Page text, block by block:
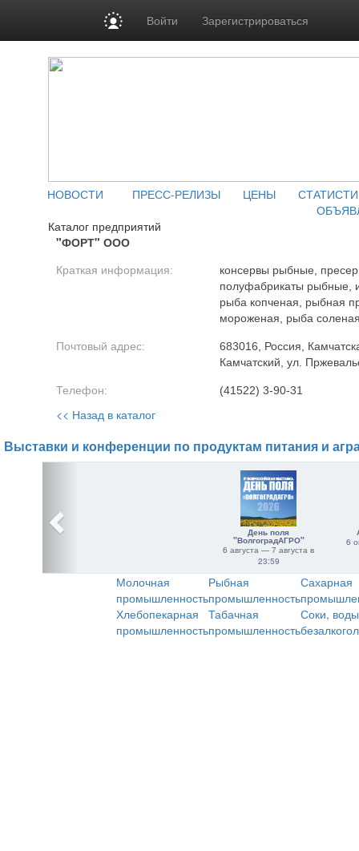
Войти Зарегистрироваться
НОВОСТИ ПРЕСС-РЕЛИЗЫ ЦЕНЫ
Каталог предприятий
"ФОРТ" ООО
Краткая информация:
консервы рыбные,
полуфабрикаты рыбные,
рыба копченая, рыбная
мороженая, рыба
Почтовый адрес:
683016, Россия,
Камчатский, ул.
Телефон: (41522) 3-90-31
<< Назад в каталог
Выставки и конференции по продуктам питания и
День поля
"ВолгоградАГРО"
6 августа — 7 августа в
23:59
6
Молочная
промышленность
Рыбная
промышленность
Сахарная
Хлебопекарная
промышленность
Табачная
промышленность
Соки,